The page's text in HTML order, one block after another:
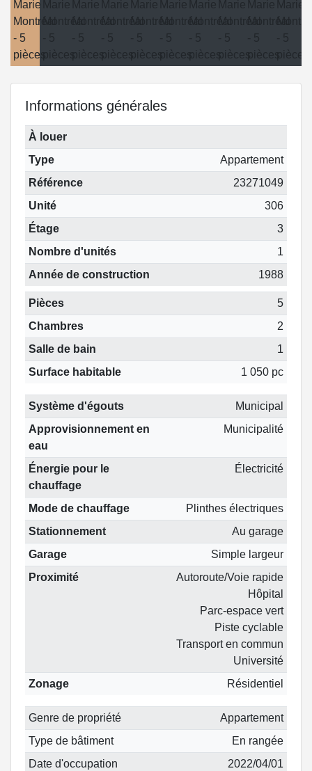
Informations générales
À louer
Type
Appartement
Référence
23271049
Unité
306
Étage
3
Nombre d'unités
1
Année de construction
1988
Pièces
5
Chambres
2
Salle de bain
1
Surface habitable
1 050 pc
Système d'égouts
Municipal
Approvisionnement en
eau
Municipalité
Énergie pour le
chauffage
Électricité
Mode de chauffage
Plinthes électriques
Stationnement
Au garage
Garage
Simple largeur
Proximité
Autoroute/Voie rapide
Hôpital
Parc-espace vert
Piste cyclable
Transport en commun
Université
Zonage
Résidentiel
Genre de propriété
Appartement
Type de bâtiment
En rangée
Date d'occupation
2022/04/01